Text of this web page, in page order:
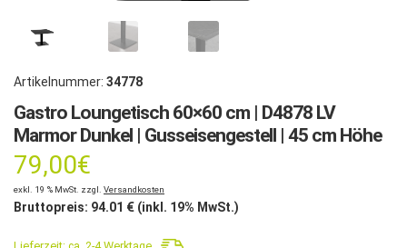
Artikelnummer: 34778
Gastro Loungetisch 60×60 cm | D4878 LV
Marmor Dunkel | Gusseisengestell | 45 cm Höhe
79,00€
exkl. 19 % MwSt. zzgl. Versandkosten
Bruttopreis: 94.01 € (inkl. 19% MwSt.)